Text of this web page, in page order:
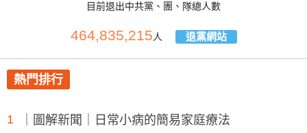
目前退出中共黨、團、隊總人數
464,835,215人 退黨網站
熱門排行
1 ｜圖解新聞｜日常小病的簡易家庭療法